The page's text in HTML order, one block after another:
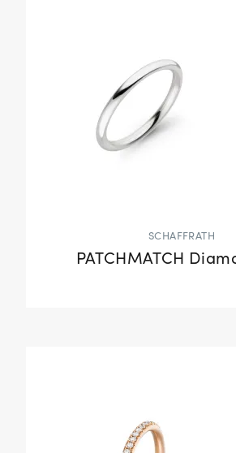
SCHAFFRATH
PATCHMATCH